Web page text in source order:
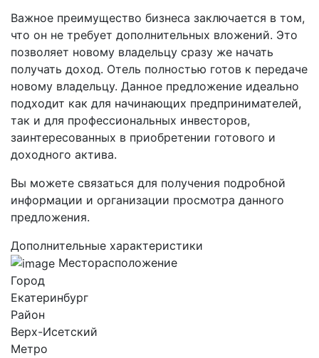
Важное преимущество бизнеса заключается в том,
что он не требует дополнительных вложений. Это
позволяет новому владельцу сразу же начать
получать доход. Отель полностью готов к передаче
новому владельцу. Данное предложение идеально
подходит как для начинающих предпринимателей,
так и для профессиональных инвесторов,
заинтересованных в приобретении готового и
доходного актива.
Вы можете связаться для получения подробной
информации и организации просмотра данного
предложения.
Дополнительные характеристики
Месторасположение
Город
Екатеринбург
Район
Верх-Исетский
Метро